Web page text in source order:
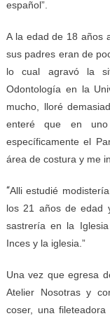
español”.
A la edad de 18 años
sus padres eran de
lo cual agravó la
Odontología en la
mucho, lloré
enteré que en
específicamente el
área de costura y me
“Alli estudié
los 21 años de edad
sastrería en la
Inces y la iglesia.”
Una vez que egresa
Atelier Nosotras y
coser, una